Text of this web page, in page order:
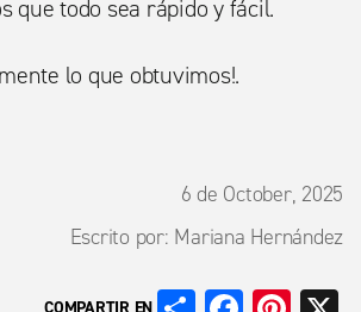
que todo sea rápido y fácil.
lo que obtuvimos!.
6 de October, 2025
Escrito por: Mariana Hernández
COMPARTIR EN